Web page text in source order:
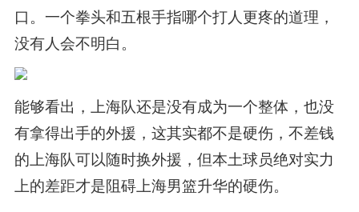
口。一个拳头和五根手指哪个打人更疼的道理，
没有人会不明白。
能够看出，上海队还是没有成为一个整体，也没
有拿得出手的外援，这其实都不是硬伤，不差钱
的上海队可以随时换外援，但本土球员绝对实力
上的差距才是阻碍上海男篮升华的硬伤。